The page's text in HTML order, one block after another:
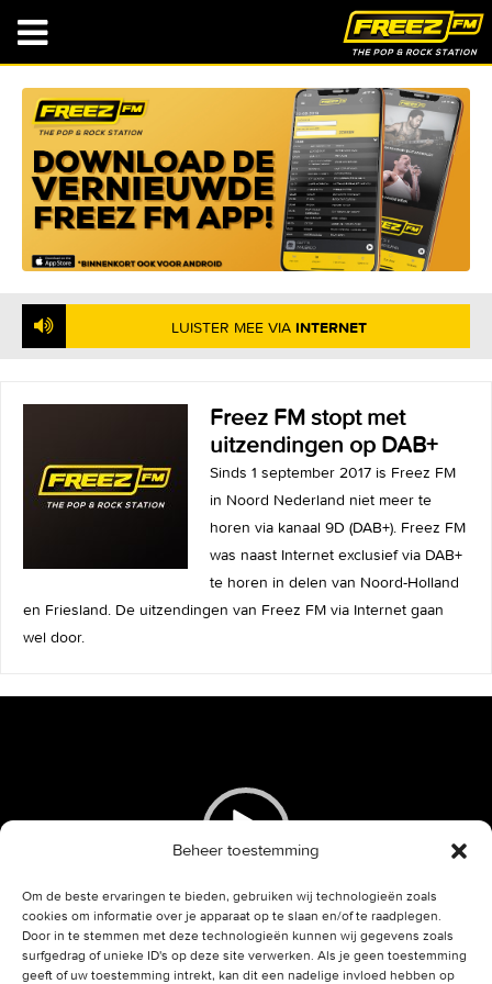
Beheer toestemming
Om de beste ervaringen te bieden, gebruiken wij technologieën zoals
cookies om informatie over je apparaat op te slaan en/of te raadplegen.
Door in te stemmen met deze technologieën kunnen wij gegevens zoals
surfgedrag of unieke ID's op deze site verwerken. Als je geen toestemming
geeft of uw toestemming intrekt, kan dit een nadelige invloed hebben op
: ROONEY - WHEN DID YOUR
LUISTER MEE VIA INTERNET
Freez FM stopt met
uitzendingen op DAB+
Sinds 1 september 2017 is Freez FM
in Noord Nederland niet meer te
horen via kanaal 9D (DAB+). Freez FM
was naast Internet exclusief via DAB+
te horen in delen van Noord-Holland
en Friesland. De uitzendingen van Freez FM via Internet gaan
wel door.